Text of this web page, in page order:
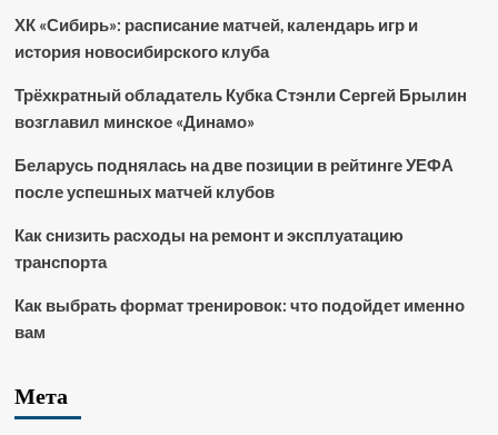
ХК «Сибирь»: расписание матчей, календарь игр и
история новосибирского клуба
Трёхкратный обладатель Кубка Стэнли Сергей Брылин
возглавил минское «Динамо»
Беларусь поднялась на две позиции в рейтинге УЕФА
после успешных матчей клубов
Как снизить расходы на ремонт и эксплуатацию
транспорта
Как выбрать формат тренировок: что подойдет именно
вам
Мета